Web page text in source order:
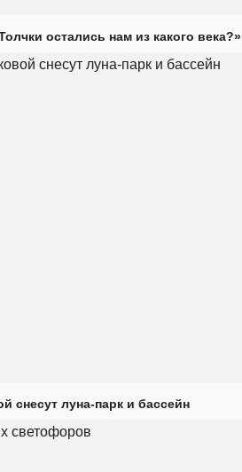
остались нам из какого века?»
снесут луна-парк и бассейн